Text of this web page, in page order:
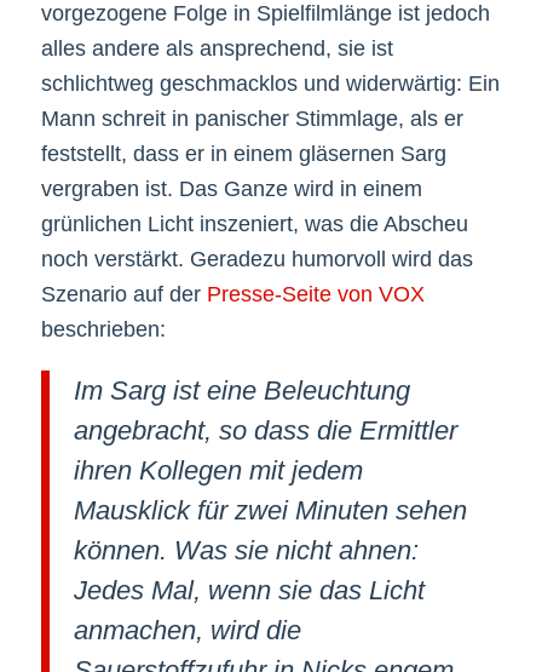
vorgezogene Folge in Spielfilmlänge ist jedoch
alles andere als ansprechend, sie ist
schlichtweg geschmacklos und widerwärtig: Ein
Mann schreit in panischer Stimmlage, als er
feststellt, dass er in einem gläsernen Sarg
vergraben ist. Das Ganze wird in einem
grünlichen Licht inszeniert, was die Abscheu
noch verstärkt. Geradezu humorvoll wird das
Szenario auf der Presse-Seite von VOX
beschrieben:
Im Sarg ist eine Beleuchtung
angebracht, so dass die Ermittler
ihren Kollegen mit jedem
Mausklick für zwei Minuten sehen
können. Was sie nicht ahnen:
Jedes Mal, wenn sie das Licht
anmachen, wird die